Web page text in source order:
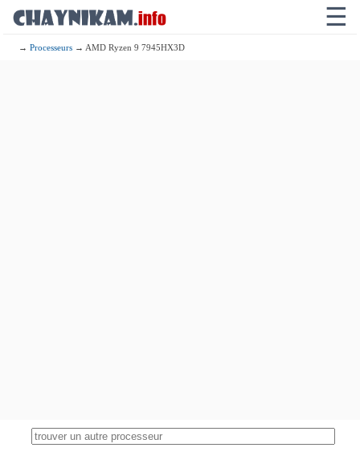
☰
→Processeurs → AMD Ryzen 9 7945HX3D